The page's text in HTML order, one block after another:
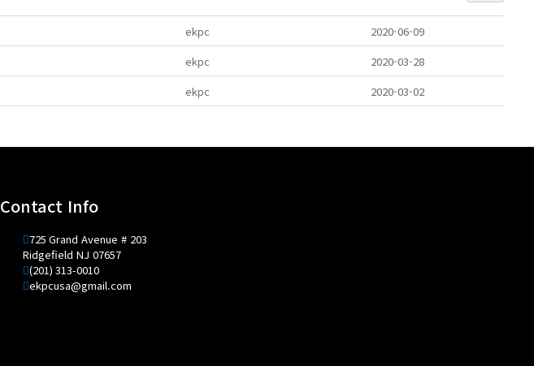
ekpc
2020-06-09
ekpc
2020-03-28
ekpc 2020-03-02
Contact Info
725 Grand Avenue # 203
Ridgefield NJ 07657
(201) 313-0010
ekpcusa@gmail.com